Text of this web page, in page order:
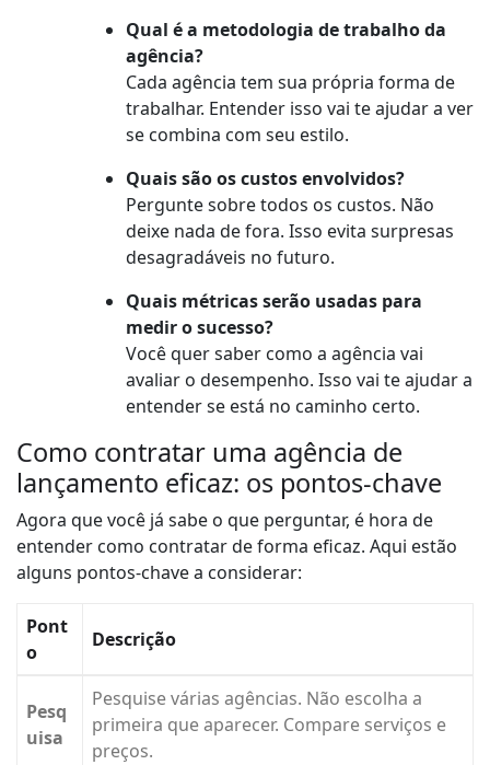
Qual é a metodologia de trabalho da
agência?
Cada agência tem sua própria forma de
trabalhar. Entender isso vai te ajudar a ver
se combina com seu estilo.
Quais são os custos envolvidos?
Pergunte sobre todos os custos. Não
deixe nada de fora. Isso evita surpresas
desagradáveis no futuro.
Quais métricas serão usadas para
medir o sucesso?
Você quer saber como a agência vai
avaliar o desempenho. Isso vai te ajudar a
entender se está no caminho certo.
Como contratar uma agência de
lançamento eficaz: os pontos-chave
Agora que você já sabe o que perguntar, é hora de
entender como contratar de forma eficaz. Aqui estão
alguns pontos-chave a considerar:
Pont
o
Descrição
Pesq
uisa
Pesquise várias agências. Não escolha a
primeira que aparecer. Compare serviços e
preços.